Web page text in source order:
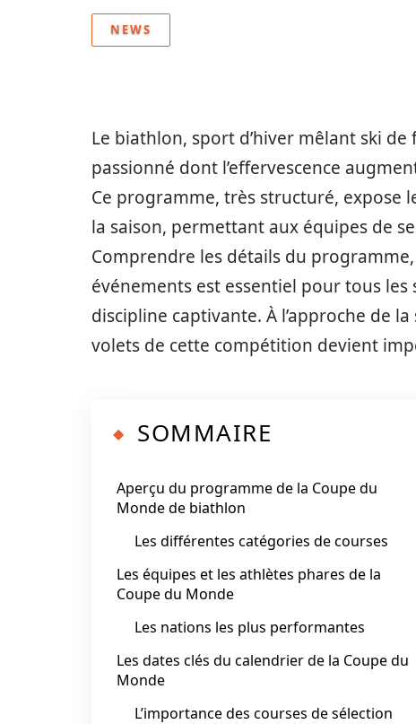
NEWS
Le biathlon, sport d’hiver mêlant ski
passionné dont l’effervescence
Ce programme, très structuré, expose
la saison, permettant aux équipes de
Comprendre les détails du
événements est essentiel pour tous
discipline captivante. À l’approche de
volets de cette compétition devient
SOMMAIRE
Aperçu du programme de la Coupe du
Monde de biathlon
Les différentes catégories de courses
Les équipes et les athlètes phares de la
Coupe du Monde
Les nations les plus performantes
Les dates clés du calendrier de la Coupe du
Monde
L’importance des courses de sélection